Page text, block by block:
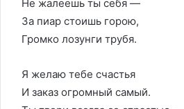
Не жалеешь ты себя —
За пиар стоишь горою,
Громко лозунги трубя.
Я желаю тебе счастья
И заказ огромный самый.